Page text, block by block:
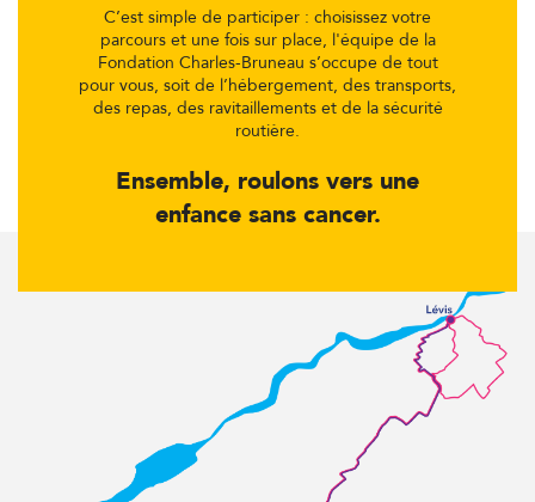
C’est simple de participer : choisissez votre
parcours et une fois sur place, l'équipe de la
Fondation Charles-Bruneau s’occupe de tout
pour vous, soit de l’hébergement, des transports,
des repas, des ravitaillements et de la sécurité
routière.
Ensemble, roulons vers une
enfance sans cancer.